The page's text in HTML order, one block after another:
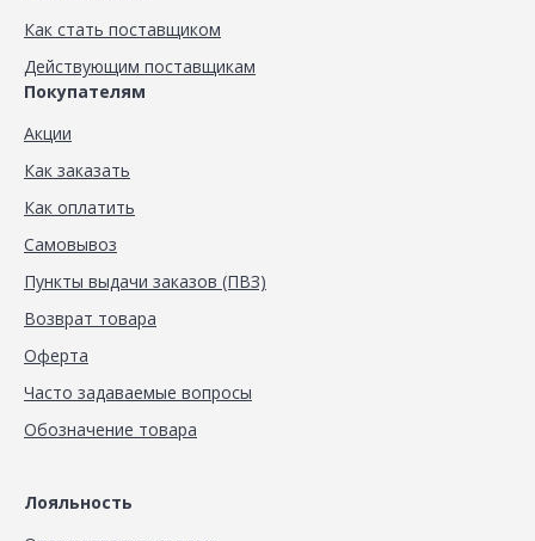
Как стать поставщиком
Действующим поставщикам
Покупателям
Акции
Как заказать
Как оплатить
Самовывоз
Пункты выдачи заказов (ПВЗ)
Возврат товара
Оферта
Часто задаваемые вопросы
Обозначение товара
Лояльность